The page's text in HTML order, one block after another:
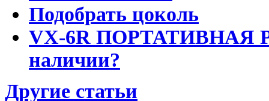
Подобрать цоколь
VX-6R ПОРТАТИВНАЯ
наличии?
Другие статьи